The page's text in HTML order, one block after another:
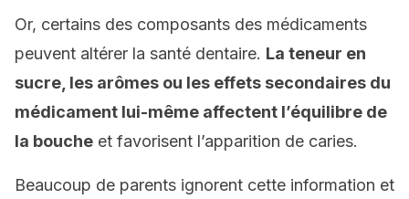
Or, certains des composants des médicaments
peuvent altérer la santé dentaire. La teneur en
sucre, les arômes ou les effets secondaires du
médicament lui-même affectent l’équilibre de
la bouche et favorisent l’apparition de caries.
Beaucoup de parents ignorent cette information et